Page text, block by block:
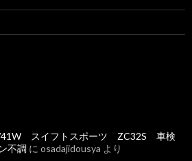
スイフトスポーツ ZC32S 車検
不調 に osadajidousya より